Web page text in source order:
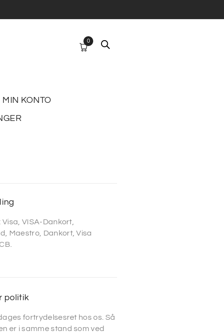
MIN KONTO
0
Visa, VISA-Dankort,
Maestro, Dankort, Visa
politik
fortrydelsesret hos os. Så
er i samme stand som ved